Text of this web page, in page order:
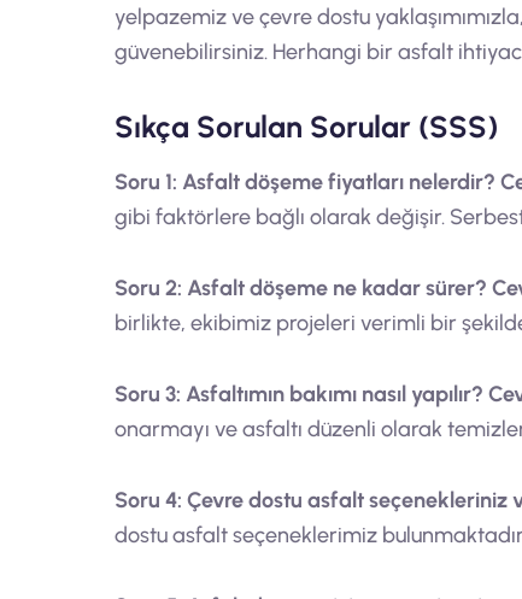
yelpazemiz ve çevre dostu
güvenebilirsiniz. Herhangi bir asfalt
Sıkça Sorulan Sorular (SSS)
Soru 1: Asfalt döşeme fiyatları nelerdir?
gibi faktörlere bağlı olarak değişir.
Soru 2: Asfalt döşeme ne kadar sürer?
birlikte, ekibimiz projeleri verimli bir
Soru 3: Asfaltımın bakımı nasıl yapılır?
onarmayı ve asfaltı düzenli olarak
Soru 4: Çevre dostu asfalt seçenekleriniz
dostu asfalt seçeneklerimiz